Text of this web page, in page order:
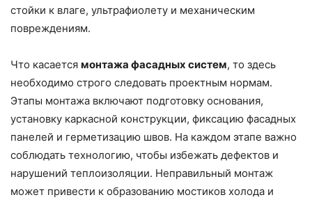
стойки к влаге, ультрафиолету и механическим
повреждениям.
Что касается монтажа фасадных систем, то здесь
необходимо строго следовать проектным нормам.
Этапы монтажа включают подготовку основания,
установку каркасной конструкции, фиксацию фасадных
панелей и герметизацию швов. На каждом этапе важно
соблюдать технологию, чтобы избежать дефектов и
нарушений теплоизоляции. Неправильный монтаж
может привести к образованию мостиков холода и